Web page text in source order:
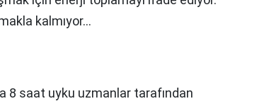
kalmıyor…
8 saat uyku uzmanlar tarafından